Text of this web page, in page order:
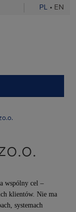
PL • EN
wspólny cel –
klientów. Nie ma
systemach